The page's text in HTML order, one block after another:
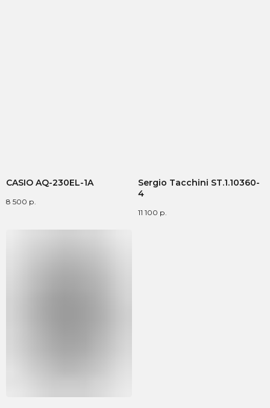
CASIO AQ-230EL-1A
8 500 р.
Sergio Tacchini ST.1.10360-
4
11 100 р.